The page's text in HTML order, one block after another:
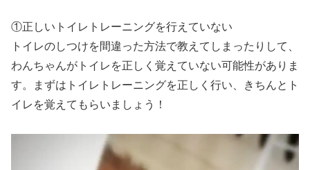
①正しいトイレトレーニングを行えていない
トイレのしつけを間違った方法で教えてしまったりして、
わんちゃんがトイレを正しく覚えていない可能性がありま
す。まずはトイレトレーニングを正しく行い、きちんとト
イレを覚えてもらいましょう！